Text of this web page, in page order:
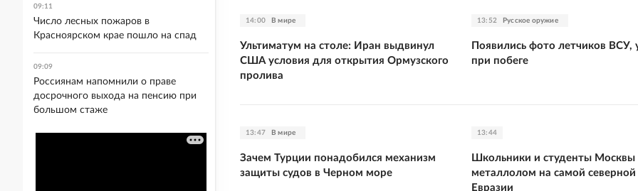
14:00 В мире
Ультиматум на столе: Иран выдвинул
США условия для открытия Ормузского
пролива
13:52 Русское оружие
Появились фото летчиков ВСУ,
при побеге
13:47 В мире
Зачем Турции понадобился механизм
защиты судов в Черном море
13:44
Школьники и студенты Москвы
металлолом на самой северной
Евразии
09:11
Число лесных пожаров в
Красноярском крае пошло на спад
09:09
Россиянам напомнили о праве
досрочного выхода на пенсию при
большом стаже